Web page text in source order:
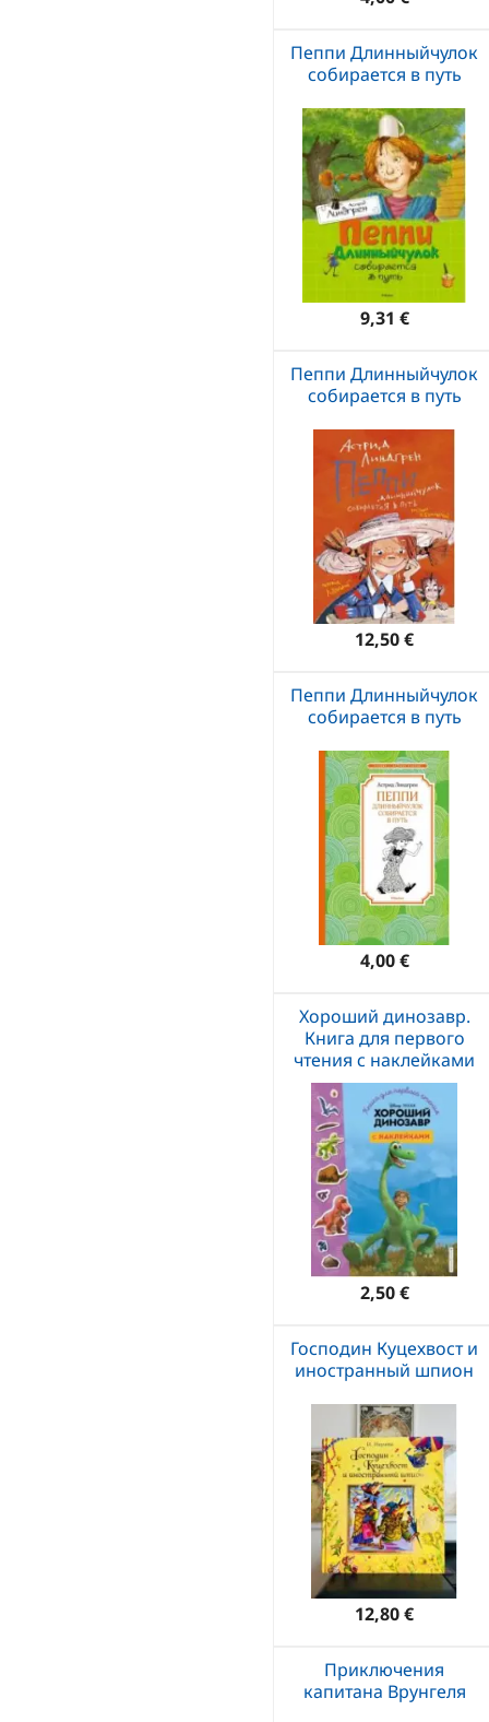
Пеппи Длинныйчулок
собирается в путь
9,31 €
Пеппи Длинныйчулок
собирается в путь
12,50 €
Пеппи Длинныйчулок
собирается в путь
4,00 €
Хороший динозавр.
Книга для первого
чтения с наклейками
2,50 €
Господин Куцехвост и
иностранный шпион
12,80 €
Приключения
капитана Врунгеля